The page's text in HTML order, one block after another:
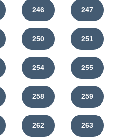
246 247
250 251
254 255
258 259
262 263